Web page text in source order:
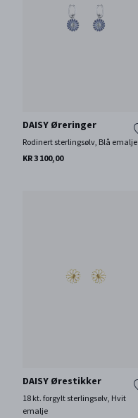
DAISY Øreringer
Rodinert sterlingsølv, Blå emalje
KR 3 100,00
DAISY Ørestikker
18 kt. forgylt sterlingsølv, Hvit
emalje